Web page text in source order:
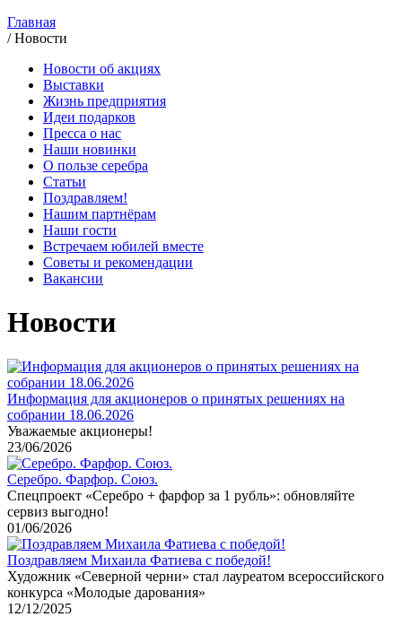
Главная
/Новости
Новости об акциях
Выставки
Жизнь предприятия
Идеи подарков
Пресса о нас
Наши новинки
О пользе серебра
Статьи
Поздравляем!
Нашим партнёрам
Наши гости
Встречаем юбилей вместе
Советы и рекомендации
Вакансии
Новости
Информация для акционеров о принятых решениях на
собрании 18.06.2026
Уважаемые акционеры!
23/06/2026
Серебро. Фарфор. Союз.
Спецпроект «Серебро + фарфор за 1 рубль»: обновляйте
сервиз выгодно!
01/06/2026
Поздравляем Михаила Фатиева c победой!
Художник «Северной черни» стал лауреатом всероссийского
конкурса «Молодые дарования»
12/12/2025